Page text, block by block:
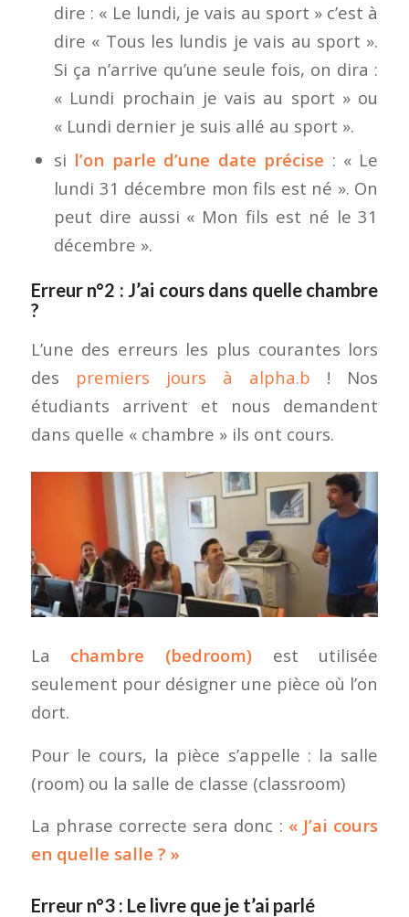
dire : « Le lundi, je vais au sport » c’est à
dire « Tous les lundis je vais au sport ».
Si ça n’arrive qu’une seule fois, on dira :
« Lundi prochain je vais au sport » ou
« Lundi dernier je suis allé au sport ».
si l’on parle d’une date précise : « Le
lundi 31 décembre mon fils est né ». On
peut dire aussi « Mon fils est né le 31
décembre ».
Erreur n°2 : J’ai cours dans quelle chambre
?
L’une des erreurs les plus courantes lors
des premiers jours à alpha.b ! Nos
étudiants arrivent et nous demandent
dans quelle « chambre » ils ont cours.
La chambre (bedroom) est utilisée
seulement pour désigner une pièce où l’on
dort.
Pour le cours, la pièce s’appelle : la salle
(room) ou la salle de classe (classroom)
La phrase correcte sera donc : « J’ai cours
en quelle salle ? »
Erreur n°3 : Le livre que je t’ai parlé